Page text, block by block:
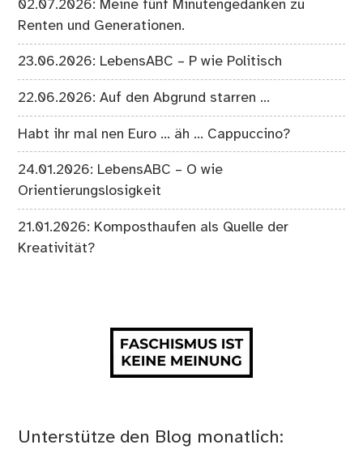
02.07.2026: Meine fünf Minutengedanken zu
Renten und Generationen.
23.06.2026: LebensABC – P wie Politisch
22.06.2026: Auf den Abgrund starren …
Habt ihr mal nen Euro … äh … Cappuccino?
24.01.2026: LebensABC – O wie
Orientierungslosigkeit
21.01.2026: Komposthaufen als Quelle der
Kreativität?
Unterstütze den Blog monatlich: